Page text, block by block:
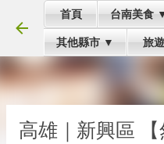
跳
首頁 台南美食
其他縣市 ▼ 旅遊
高雄｜新興區 【